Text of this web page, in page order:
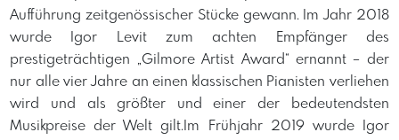
Aufführung zeitgenössischer Stücke gewann. Im Jahr 2018
wurde Igor Levit zum achten Empfänger des
prestigeträchtigen „Gilmore Artist Award“ ernannt – der
nur alle vier Jahre an einen klassischen Pianisten verliehen
wird und als größter und einer der bedeutendsten
Musikpreise der Welt gilt.Im Frühjahr 2019 wurde Igor